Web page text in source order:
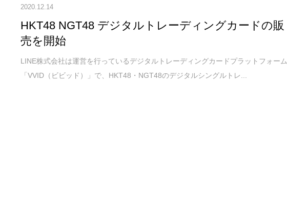
2020.12.14
HKT48 NGT48 デジタルトレーディングカードの販
売を開始
LINE株式会社は運営を行っているデジタルトレーディングカードプラットフォーム
「VVID（ビビッド）」で、HKT48・NGT48のデジタルシングルトレ...